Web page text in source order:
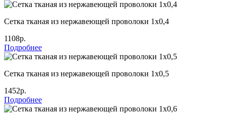
Сетка тканая из нержавеющей проволоки 1х0,4
1108р.
Подробнее
Сетка тканая из нержавеющей проволоки 1х0,5
1452р.
Подробнее